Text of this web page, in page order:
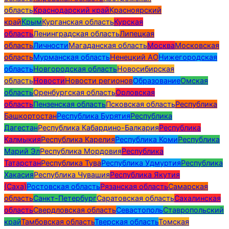
областьКраснодарский крайКрасноярский
крайКрымКурганская областьКурская
областьЛенинградская областьЛипецкая
областьЛичностиМагаданская областьМоскваМосковская
областьМурманская областьНенецкий АОНижегородская
областьНовгородская областьНовосибирская
областьНовостиНовости регионовОбразованиеОмская
областьОренбургская областьОрловская
областьПензенская областьПсковская областьРеспублика
БашкортостанРеспублика БурятияРеспублика
ДагестанРеспублика Кабардино-БалкарияРеспублика
КалмыкияРеспублика КарелияРеспублика КомиРеспублика
Марий ЭлРеспублика МордовияРеспублика
ТатарстанРеспублика ТуваРеспублика УдмуртияРеспублика
ХакасияРеспублика ЧувашияРеспублика Якутия
(Саха)Ростовская областьРязанская областьСамарская
областьСанкт-ПетербургСаратовская областьСахалинская
областьСвердловская областьСевастопольСтавропольский
крайТамбовская областьТверская областьТомская